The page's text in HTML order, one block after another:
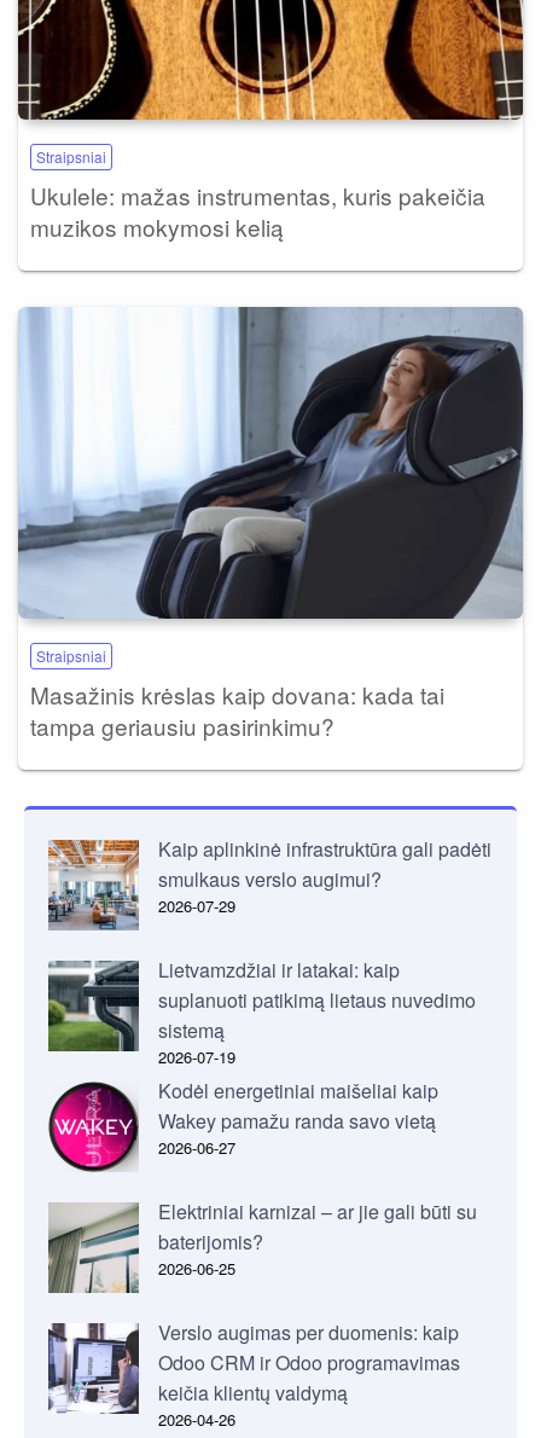
Straipsniai
Ukulele: mažas instrumentas, kuris pakeičia
muzikos mokymosi kelią
Straipsniai
Masažinis krėslas kaip dovana: kada tai
tampa geriausiu pasirinkimu?
Kaip aplinkinė infrastruktūra gali padėti
smulkaus verslo augimui?
2026-07-29
Lietvamzdžiai ir latakai: kaip
suplanuoti patikimą lietaus nuvedimo
sistemą
2026-07-19
Kodėl energetiniai maišeliai kaip
Wakey pamažu randa savo vietą
2026-06-27
Elektriniai karnizai – ar jie gali būti su
baterijomis?
2026-06-25
Verslo augimas per duomenis: kaip
Odoo CRM ir Odoo programavimas
keičia klientų valdymą
2026-04-26